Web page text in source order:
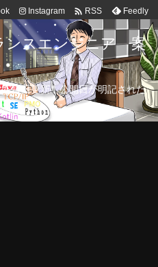
Instagram  RSS Feedly
ンスエンジニア 案
毎日更新！公開日が明記された